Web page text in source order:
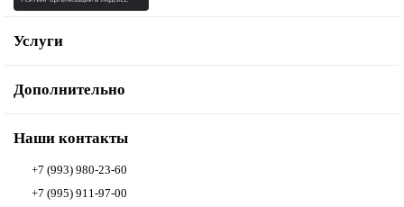
Услуги
Дополнительно
Наши контакты
+7 (993) 980-23-60
+7 (995) 911-97-00